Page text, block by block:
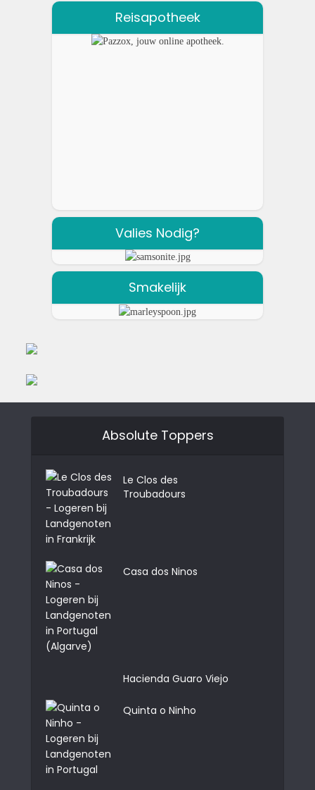
Reisapotheek
Valies Nodig?
Smakelijk
Absolute Toppers
Le Clos des
Troubadours
Casa dos Ninos
Hacienda Guaro Viejo
Quinta o Ninho